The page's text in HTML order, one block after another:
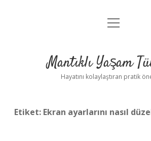
Anasayfa
Yasal Uyarı
menüyü
Mantıklı Yaşam
Hayatını kolaylaştıran pratik
Etiket: Ekran ayarlarını nasıl